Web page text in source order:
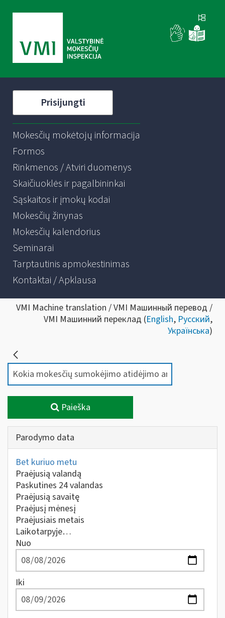
Prisijungti
Mokesčių mokėtojų informacija
Formos
Rinkmenos / Atviri duomenys
Skaičiuoklės ir pagalbininkai
Sąskaitos ir įmokų kodai
Mokesčių žinynas
Mokesčių kalendorius
Seminarai
Tarptautinis apmokestinimas
Kontaktai / Apklausa
VMI Machine translation / VMI Машинный перевод /
VMI Машинний переклад (English, Русский,
Українська)
Paieška
Parodymo data
Bet kuriuo metu
Praėjusią valandą
Paskutines 24 valandas
Praėjusią savaitę
Praėjusį mėnesį
Praėjusiais metais
Laikotarpyje…
Nuo
Iki